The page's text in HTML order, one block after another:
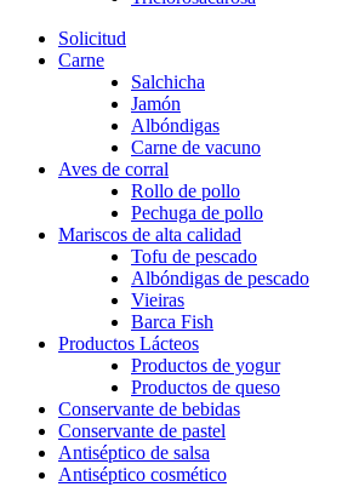
Solicitud
Carne
Salchicha
Jamón
Albóndigas
Carne de vacuno
Aves de corral
Rollo de pollo
Pechuga de pollo
Mariscos de alta calidad
Tofu de pescado
Albóndigas de pescado
Vieiras
Barca Fish
Productos Lácteos
Productos de yogur
Productos de queso
Conservante de bebidas
Conservante de pastel
Antiséptico de salsa
Antiséptico cosmético